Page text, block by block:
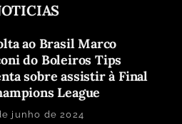
ao Brasil Marco
do Boleiros Tips
sobre assistir à Final
League
junho de 2024